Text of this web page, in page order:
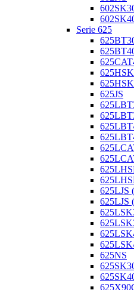
Serie 625
625JS
625LJS
625LJS
625NS